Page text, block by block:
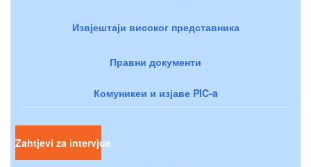
Извјештаји високог представника
Правни документи
Комуникеи и изјаве PIC-a
Zahtjevi za intervjue